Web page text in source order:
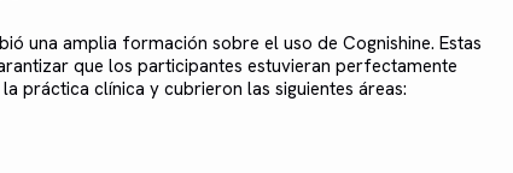
una amplia formación sobre el uso de Cognishine. Estas
que los participantes estuvieran perfectamente
práctica clínica y cubrieron las siguientes áreas: